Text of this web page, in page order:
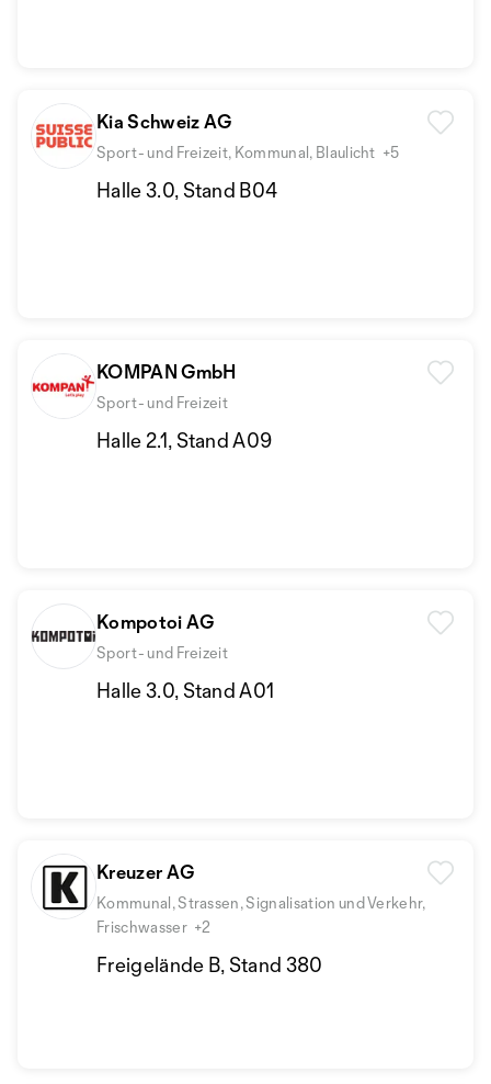
Kia Schweiz AG
Sport- und Freizeit, Kommunal, Blaulicht +5
Halle 3.0, Stand B04
KOMPAN GmbH
Sport- und Freizeit
Halle 2.1, Stand A09
Kompotoi AG
Sport- und Freizeit
Halle 3.0, Stand A01
Kreuzer AG
Kommunal, Strassen, Signalisation und Verkehr,
Frischwasser +2
Freigelände B, Stand 380